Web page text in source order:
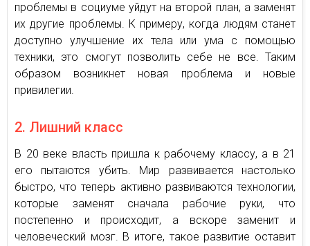
проблемы в социуме уйдут на второй план, а заменят
их другие проблемы. К примеру, когда людям станет
доступно улучшение их тела или ума с помощью
техники, это смогут позволить себе не все. Таким
образом возникнет новая проблема и новые
привилегии.
2. Лишний класс
В 20 веке власть пришла к рабочему классу, а в 21
его пытаются убить. Мир развивается настолько
быстро, что теперь активно развиваются технологии,
которые заменят сначала рабочие руки, что
постепенно и происходит, а вскоре заменит и
человеческий мозг. В итоге, такое развитие оставит